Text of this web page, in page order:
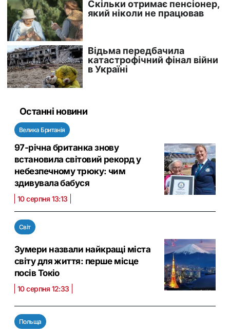
Останні новини
Велика Британія
97-річна британка знову
встановила світовий рекорд у
небезпечному трюку: чим
здивувала бабуся
10 серпня 13:13
Світ
Зумери назвали найкращі міста
світу для життя: перше місце
посів Токіо
10 серпня 12:33
Польща